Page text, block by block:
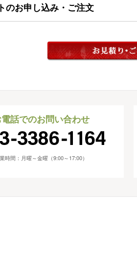
のお申し込み・ご注文
話でのお問い合わせ
時間：月曜～金曜（9:00～17:00）